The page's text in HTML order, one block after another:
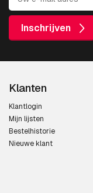
Inschrijven
Klanten
Klantlogin
Mijn lijsten
Bestelhistorie
Nieuwe klant